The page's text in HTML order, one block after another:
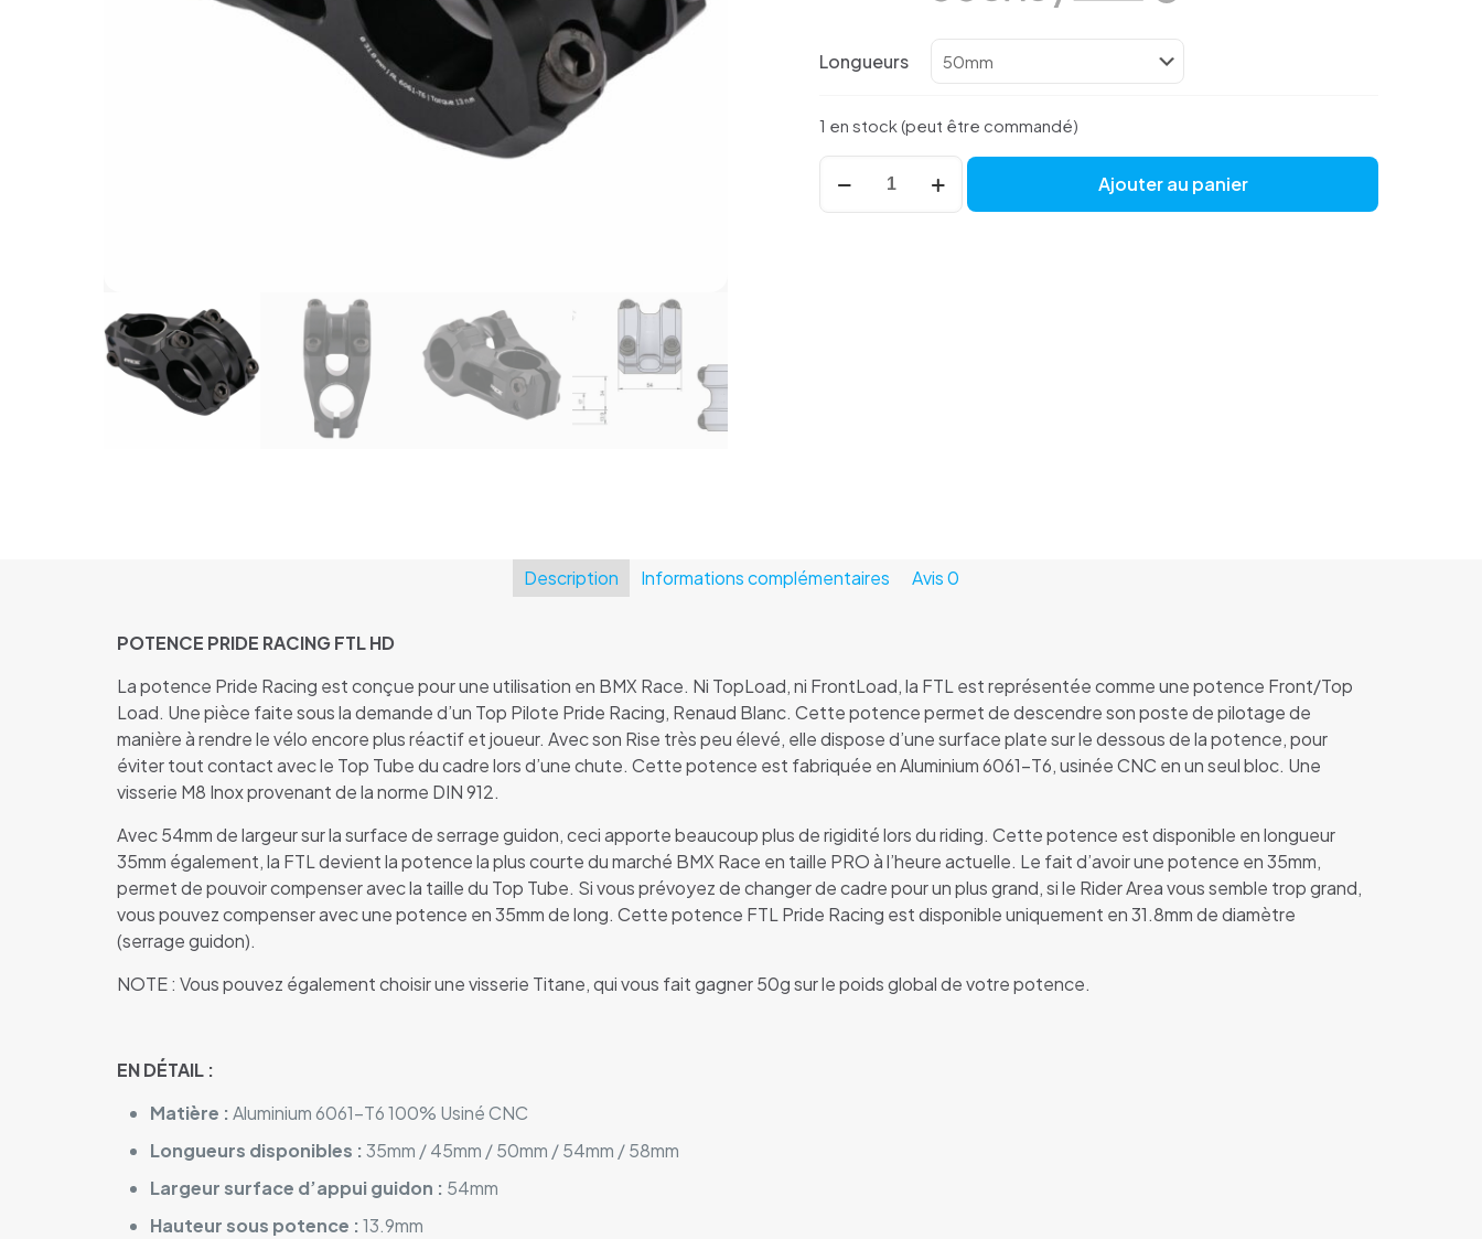
Longueurs
1 en stock (peut être commandé)
quantité
de
Potence
Ajouter au panier
Description Informations complémentaires Avis0
POTENCE PRIDE RACING FTL HD
La potence Pride Racing est conçue pour une utilisation en BMX Race. Ni TopLoad, ni FrontLoad, la FTL est représentée comme une potence Front/Top
Load. Une pièce faite sous la demande d’un Top Pilote Pride Racing, Renaud Blanc. Cette potence permet de descendre son poste de pilotage de
manière à rendre le vélo encore plus réactif et joueur. Avec son Rise très peu élevé, elle dispose d’une surface plate sur le dessous de la potence, pour
éviter tout contact avec le Top Tube du cadre lors d’une chute. Cette potence est fabriquée en Aluminium 6061-T6, usinée CNC en un seul bloc. Une
visserie M8 Inox provenant de la norme DIN 912.
Avec 54mm de largeur sur la surface de serrage guidon, ceci apporte beaucoup plus de rigidité lors du riding. Cette potence est disponible en longueur
35mm également, la FTL devient la potence la plus courte du marché BMX Race en taille PRO à l’heure actuelle. Le fait d’avoir une potence en 35mm,
permet de pouvoir compenser avec la taille du Top Tube. Si vous prévoyez de changer de cadre pour un plus grand, si le Rider Area vous semble trop grand,
vous pouvez compenser avec une potence en 35mm de long. Cette potence FTL Pride Racing est disponible uniquement en 31.8mm de diamètre
(serrage guidon).
NOTE : Vous pouvez également choisir une visserie Titane, qui vous fait gagner 50g sur le poids global de votre potence.
EN DÉTAIL :
Matière : Aluminium 6061-T6 100% Usiné CNC
Longueurs disponibles : 35mm / 45mm / 50mm / 54mm / 58mm
Largeur surface d’appui guidon : 54mm
Hauteur sous potence : 13.9mm